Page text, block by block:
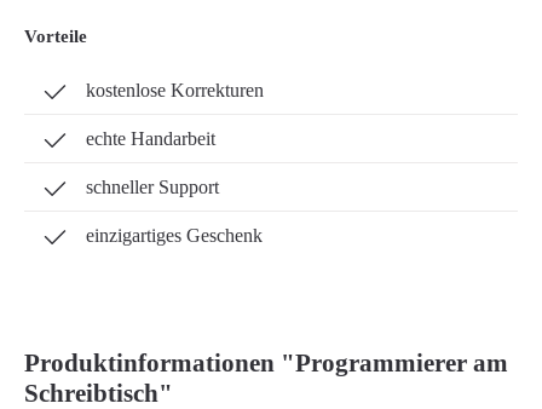
Vorteile
kostenlose Korrekturen
echte Handarbeit
schneller Support
einzigartiges Geschenk
Produktinformationen "Programmierer am
Schreibtisch"